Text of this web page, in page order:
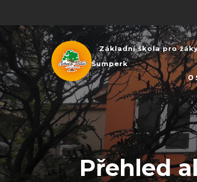
Základní škola pro
Šumperk
O
Přehled